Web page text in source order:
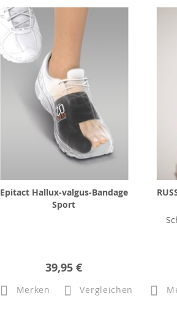
Epitact Hallux-valgus-Bandage
Sport
39,95 €
Merken Vergleichen